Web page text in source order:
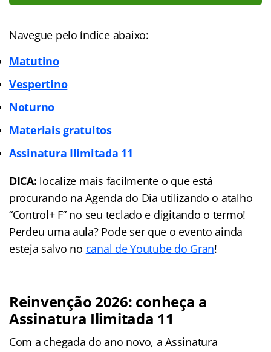
Navegue pelo índice abaixo:
Matutino
Vespertino
Noturno
Materiais gratuitos
Assinatura Ilimitada 11
DICA: localize mais facilmente o que está
procurando na Agenda do Dia utilizando o atalho
“Control+ F” no seu teclado e digitando o termo!
Perdeu uma aula? Pode ser que o evento ainda
esteja salvo no canal de Youtube do Gran!
Reinvenção 2026: conheça a
Assinatura Ilimitada 11
Com a chegada do ano novo, a Assinatura